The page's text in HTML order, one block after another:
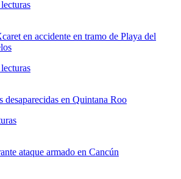
lecturas
en accidente en tramo de Playa del
lecturas
desaparecidas en Quintana Roo
ataque armado en Cancún